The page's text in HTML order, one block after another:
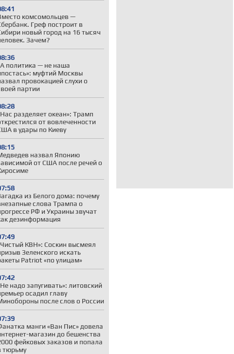
комсомольцев —
Греф построит в
новый город на 16 тысяч
Зачем?
политика — не наша
муфтий Москвы
провокацией слухи о
партии
разделяет океан»: Трамп
от вовлеченности
в удары по Киеву
назвал Японию
от США после речей о
из Белого дома: почему
слова Трампа о
РФ и Украины звучат
дезинформация
КВН»: Соскин высмеял
Зеленского искать
Patriot «по улицам»
надо запугивать»: литовский
осадил главу
после слов о России
манги «Ван Пис» довела
магазин до бешенства
фейковых заказов и попала
тюрьму